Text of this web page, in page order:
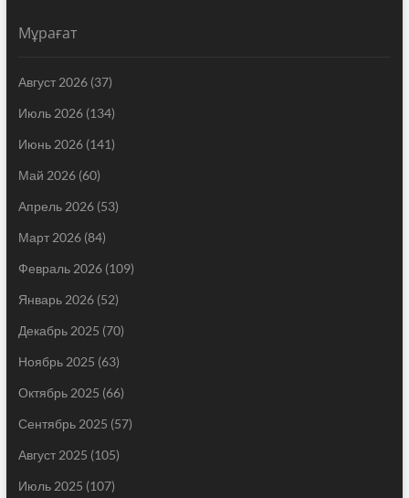
Мұрағат
Август 2026(37)
Июль 2026(134)
Июнь 2026(141)
Май 2026(60)
Апрель 2026(53)
Март 2026(84)
Февраль 2026(109)
Январь 2026(52)
Декабрь 2025 (70)
Ноябрь 2025 (63)
Октябрь 2025 (66)
Сентябрь 2025 (57)
Август 2025 (105)
Июль 2025 (107)